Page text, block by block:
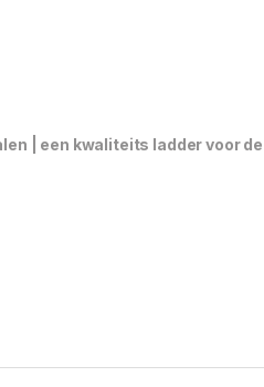
| een kwaliteits ladder voor